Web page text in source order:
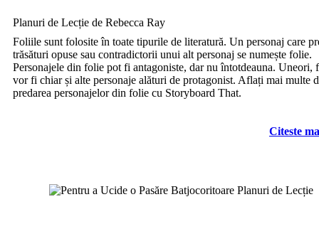
Planuri de Lecție de Rebecca Ray
Foliile sunt folosite în toate tipurile de literatură. Un personaj care
trăsături opuse sau contradictorii unui alt personaj se numește folie.
Personajele din folie pot fi antagoniste, dar nu întotdeauna. Uneori,
vor fi chiar și alte personaje alături de protagonist. Aflați mai multe
predarea personajelor din folie cu Storyboard That.
Citeste